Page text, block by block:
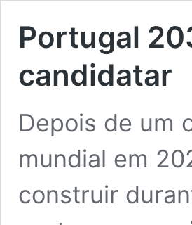
Portugal
candidatar
Depois de um
mundial em
construir